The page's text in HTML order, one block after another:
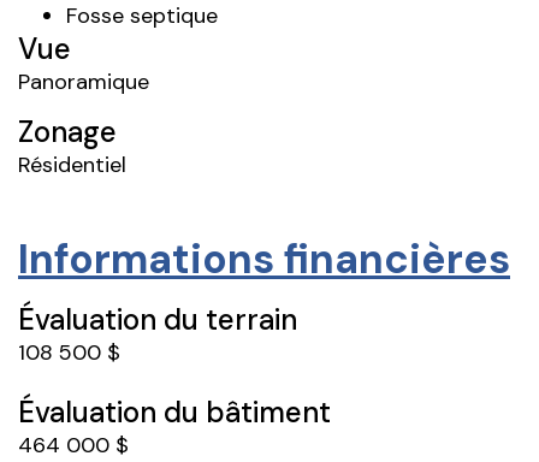
Fosse septique
Vue
Panoramique
Zonage
Résidentiel
Informations financières
Évaluation du terrain
108 500 $
Évaluation du bâtiment
464 000 $